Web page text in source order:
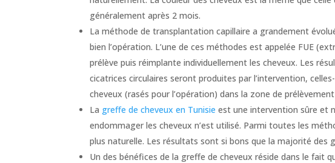
généralement après 2 mois.
La méthode de transplantation capillaire a grandement
bien l’opération. L’une de ces méthodes est appelée FUE
prélève puis réimplante individuellement les cheveux. Les
cicatrices circulaires seront produites par l’intervention,
cheveux (rasés pour l’opération) dans la zone de
La greffe de cheveux en Tunisie est une intervention sûre et
endommager les cheveux n’est utilisé. Parmi toutes les
plus naturelle. Les résultats sont si bons que la majorité des
Un des bénéfices de la greffe de cheveux réside dans le fait